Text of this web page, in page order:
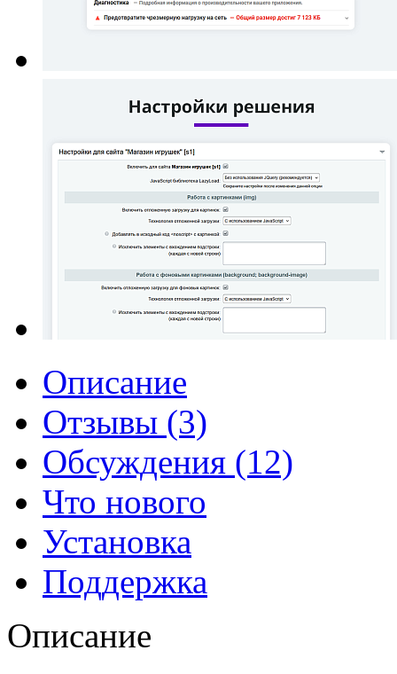
Описание
Отзывы (3)
Обсуждения (12)
Что нового
Установка
Поддержка
Описание